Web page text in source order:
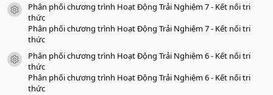
icon tài liệu
Phân phối chương trình Hoạt Động Trải Nghiệm 7 - Kết nối tri
thức
Phân phối chương trình Hoạt Động Trải Nghiệm 7 - Kết nối tri
thức
icon tài liệu
Phân phối chương trình Hoạt Động Trải Nghiệm 6 - Kết nối tri
thức
Phân phối chương trình Hoạt Động Trải Nghiệm 6 - Kết nối tri
thức